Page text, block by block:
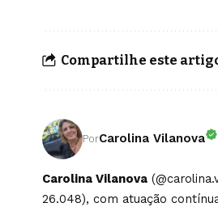
Compartilhe este
PorCarolina Vilanova
Carolina Vilanova
26.048), com atuação